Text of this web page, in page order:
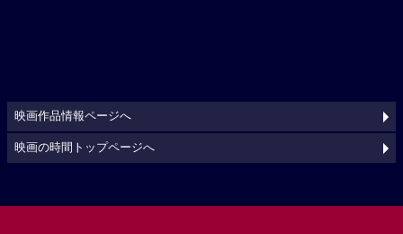
映画作品情報ページへ
映画の時間トップページへ